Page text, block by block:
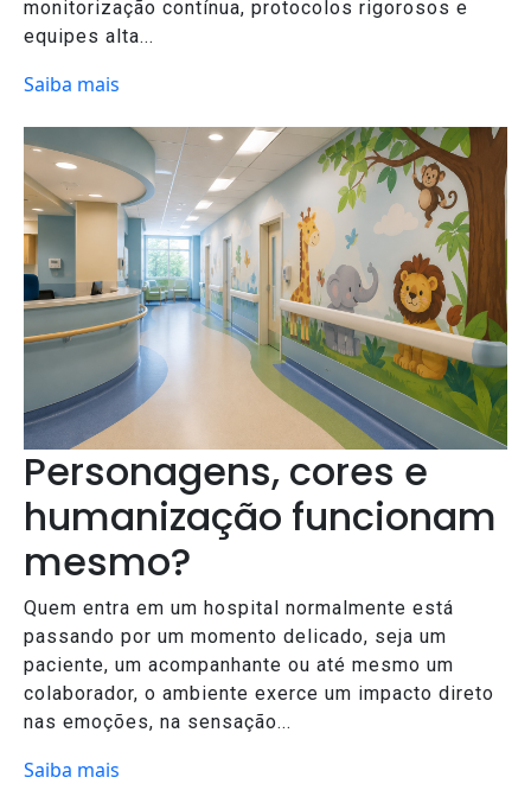
monitorização contínua, protocolos rigorosos e
equipes alta...
Saiba mais
Personagens, cores e
humanização funcionam
mesmo?
Quem entra em um hospital normalmente está
passando por um momento delicado, seja um
paciente, um acompanhante ou até mesmo um
colaborador, o ambiente exerce um impacto direto
nas emoções, na sensação...
Saiba mais